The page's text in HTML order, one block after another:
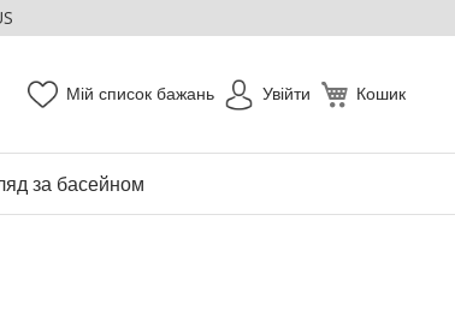
Кошик
Мій список бажань Увійти
за басейном